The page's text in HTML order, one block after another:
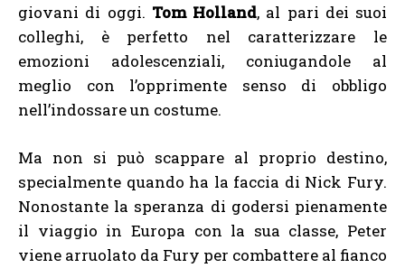
giovani di oggi. Tom Holland, al pari dei suoi
colleghi, è perfetto nel caratterizzare le
emozioni adolescenziali, coniugandole al
meglio con l’opprimente senso di obbligo
nell’indossare un costume.
Ma non si può scappare al proprio destino,
specialmente quando ha la faccia di Nick Fury.
Nonostante la speranza di godersi pienamente
il viaggio in Europa con la sua classe, Peter
viene arruolato da Fury per combattere al fianco